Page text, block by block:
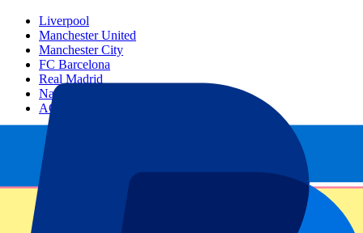
Liverpool
Manchester United
Manchester City
FC Barcelona
Real Madrid
Napoli
AC Milan
Populaire events
GP Spanje